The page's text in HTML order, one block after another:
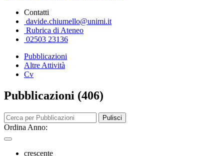
Contatti
davide.chiumello@unimi.it
Rubrica di Ateneo
02503 23136
Pubblicazioni
Altre Attività
Cv
Pubblicazioni (406)
Pulisci
Ordina Anno:
crescente